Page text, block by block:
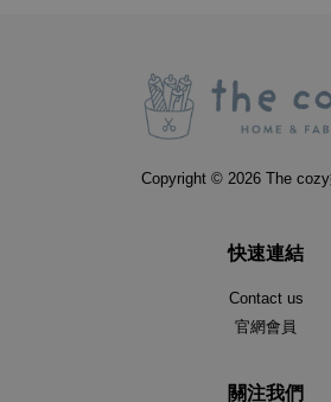
Copyright © 2026 The
快速連結
Contact us
官網會員
關注我們